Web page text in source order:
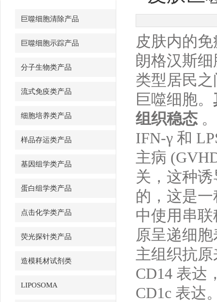
巨噬细胞清除产品
巨噬细胞示踪产品
分子生物类产品
流式免疫类产品
细胞培养类产品
样品存运类产品
基因组学类产品
蛋白组学类产品
点击化学类产品
荧光探针类产品
造模耗材试剂类
LIPOSOMA
皮肤内的
朗格汉斯
类型居民
巨噬细胞。
组织稳态
IFN-γ 和
主病
关，这种
的，这是
中使用串
原呈递细
主组织抗
CD14 表达
CD1c 表达